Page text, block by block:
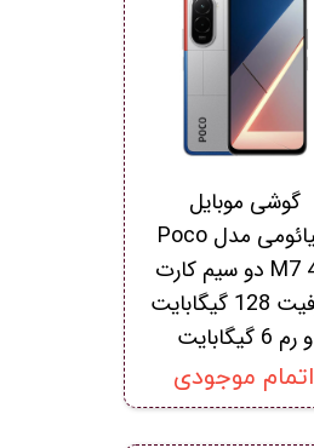
گوشی موبایل
شیائومی مدل Poco
M7 4G دو سیم کارت
ظرفیت 128 گیگابایت
و رم 6 گیگابایت
اتمام موجودی